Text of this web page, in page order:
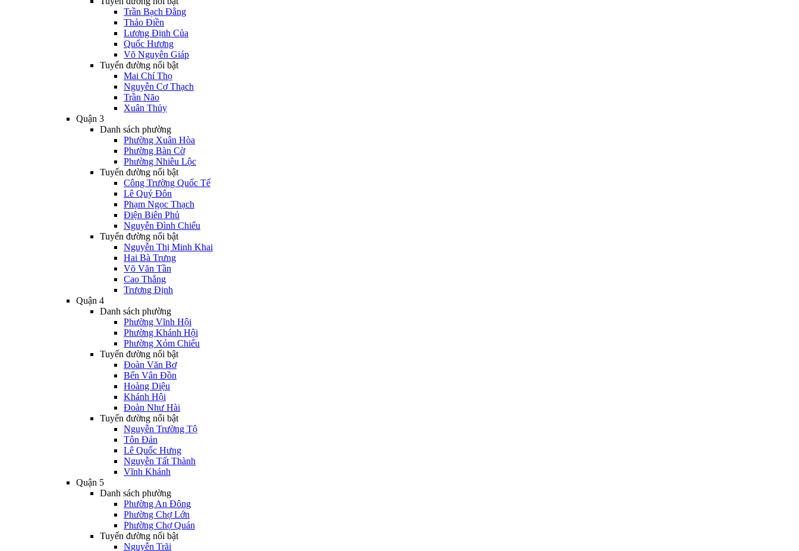
Trần Bạch Đằng
Thảo Điền
Lương Định Của
Quốc Hương
Võ Nguyên Giáp
Tuyến đường nổi bật
Mai Chí Thọ
Nguyễn Cơ Thạch
Trần Não
Xuân Thủy
Quận 3
Danh sách phường
Phường Xuân Hòa
Phường Bàn Cờ
Phường Nhiêu Lộc
Tuyến đường nổi bật
Công Trường Quốc Tế
Lê Quý Đôn
Phạm Ngọc Thạch
Điện Biên Phủ
Nguyễn Đình Chiểu
Tuyến đường nổi bật
Nguyễn Thị Minh Khai
Hai Bà Trưng
Võ Văn Tần
Cao Thắng
Trương Định
Quận 4
Danh sách phường
Phường Vĩnh Hội
Phường Khánh Hội
Phường Xóm Chiếu
Tuyến đường nổi bật
Đoàn Văn Bơ
Bến Vân Đồn
Hoàng Diệu
Khánh Hội
Đoàn Như Hài
Tuyến đường nổi bật
Nguyễn Trường Tộ
Tôn Đản
Lê Quốc Hưng
Nguyễn Tất Thành
Vĩnh Khánh
Quận 5
Danh sách phường
Phường An Đông
Phường Chợ Lớn
Phường Chợ Quán
Tuyến đường nổi bật
Nguyễn Trãi